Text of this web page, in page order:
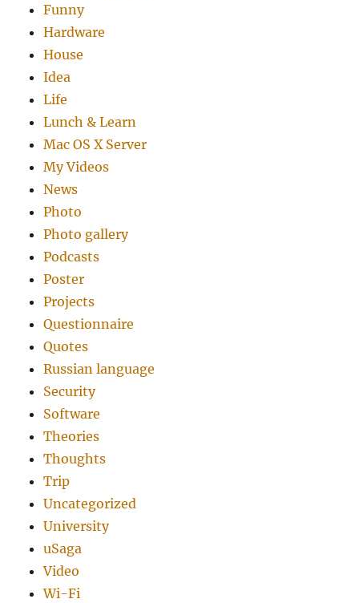
Funny
Hardware
House
Idea
Life
Lunch & Learn
Mac OS X Server
My Videos
News
Photo
Photo gallery
Podcasts
Poster
Projects
Questionnaire
Quotes
Russian language
Security
Software
Theories
Thoughts
Trip
Uncategorized
University
uSaga
Video
Wi-Fi